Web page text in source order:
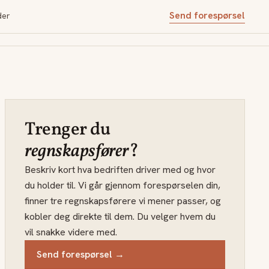
Send forespørsel
Trenger du
regnskapsfører?
Beskriv kort hva bedriften driver med og hvor
du holder til. Vi går gjennom forespørselen din,
finner tre regnskapsførere vi mener passer, og
kobler deg direkte til dem. Du velger hvem du
vil snakke videre med.
Send forespørsel →